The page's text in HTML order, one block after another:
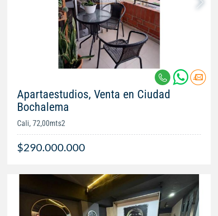
Apartaestudios, Venta en Ciudad
Bochalema
Cali, 72,00mts2
$290.000.000